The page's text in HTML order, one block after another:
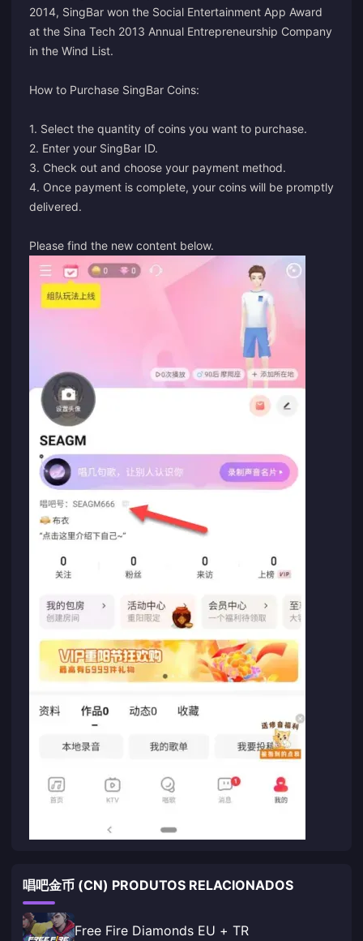
2014, SingBar won the Social Entertainment App Award
at the Sina Tech 2013 Annual Entrepreneurship Company
in the Wind List.
How to Purchase SingBar Coins:
1. Select the quantity of coins you want to purchase.
2. Enter your SingBar ID.
3. Check out and choose your payment method.
4. Once payment is complete, your coins will be promptly
delivered.
Please find the new content below.
唱吧金币 (CN) PRODUTOS RELACIONADOS
Free Fire Diamonds EU + TR